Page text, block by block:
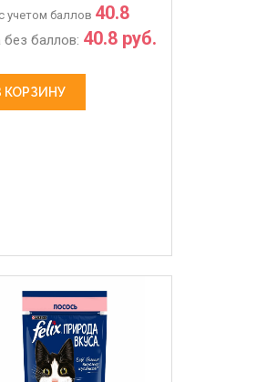
учетом баллов 40.8
баллов: 40.8 руб.
КОРЗИНУ